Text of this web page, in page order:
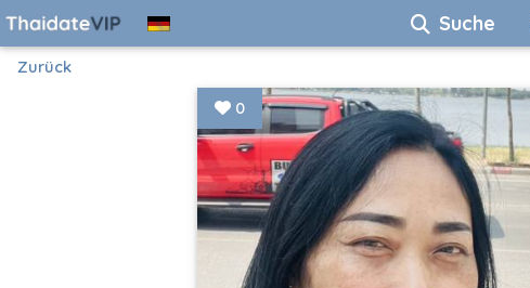
Suche
Zurück
0